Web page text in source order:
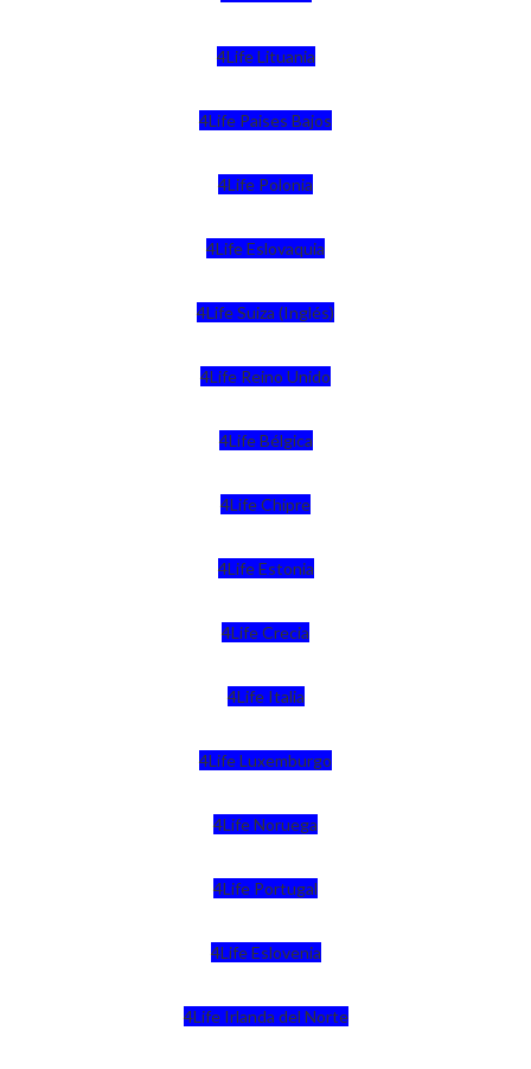
4Life Lituania
4Life Paises Bajos
4Life Polonia
4Life Eslovaquia
4Life Suiza (Inglés)
4Life Reino Unido
4Life Bélgica
4Life Chipre
4Life Estonia
4Life Crecia
4Life Italia
4Life Luxemburgo
4Life Noruega
4Life Portugal
4Life Eslovenia
4Life Irlanda del Norte